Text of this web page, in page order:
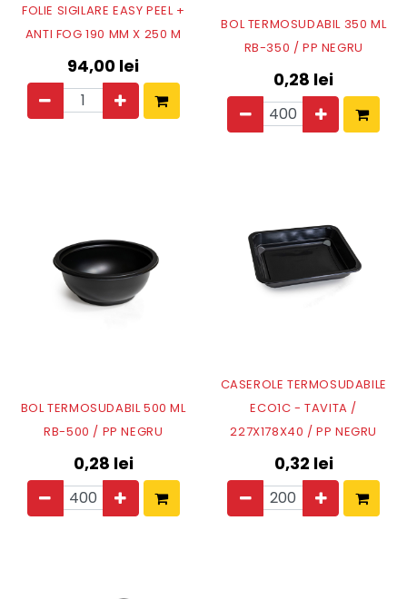
FOLIE SIGILARE EASY PEEL +
ANTI FOG 190 MM X 250 M
94,00 lei
BOL TERMOSUDABIL 350 ML
RB-350 / PP NEGRU
0,28 lei
BOL TERMOSUDABIL 500 ML
RB-500 / PP NEGRU
0,28 lei
CASEROLE TERMOSUDABILE
ECO1C - TAVITA /
227X178X40 / PP NEGRU
0,32 lei